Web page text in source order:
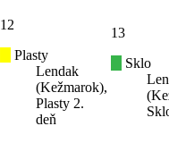
12
Plasty
Lendak
(Kežmarok),
Plasty 2.
deň
13
Sklo